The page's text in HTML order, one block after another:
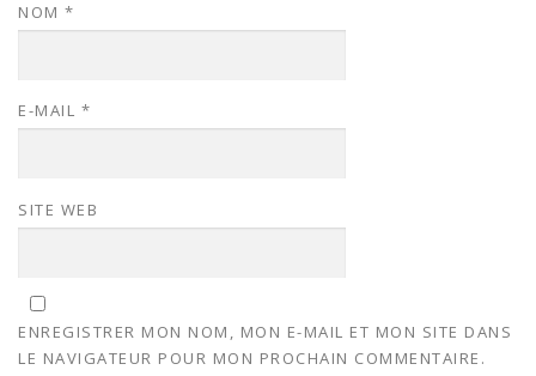
NOM *
E-MAIL *
SITE WEB
ENREGISTRER MON NOM, MON E-MAIL ET MON SITE DANS
LE NAVIGATEUR POUR MON PROCHAIN COMMENTAIRE.